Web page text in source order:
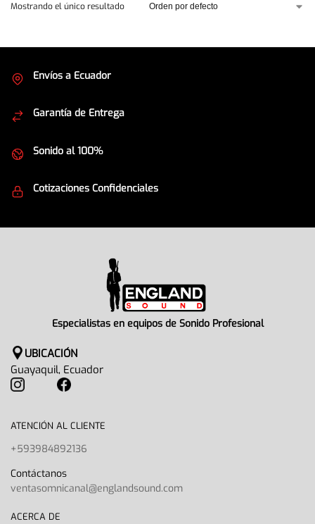
Mostrando el único resultado
Envíos a Ecuador
Garantía de Entrega
Sonido al 100%
Cotizaciones Confidenciales
Especialistas en equipos de Sonido Profesional
UBICACIÓN
Guayaquil, Ecuador
ATENCIÓN AL CLIENTE
+593984892136
Contáctanos
ventasomnicanal@englandsound.com
ACERCA DE